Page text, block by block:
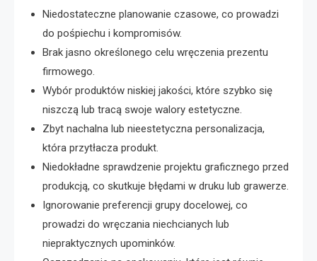
Niedostateczne planowanie czasowe, co prowadzi
do pośpiechu i kompromisów.
Brak jasno określonego celu wręczenia prezentu
firmowego.
Wybór produktów niskiej jakości, które szybko się
niszczą lub tracą swoje walory estetyczne.
Zbyt nachalna lub nieestetyczna personalizacja,
która przytłacza produkt.
Niedokładne sprawdzenie projektu graficznego przed
produkcją, co skutkuje błędami w druku lub grawerze.
Ignorowanie preferencji grupy docelowej, co
prowadzi do wręczania niechcianych lub
niepraktycznych upominków.